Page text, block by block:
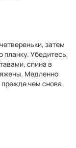
затем
планку. Убедитесь,
спина в
Медленно
прежде чем снова